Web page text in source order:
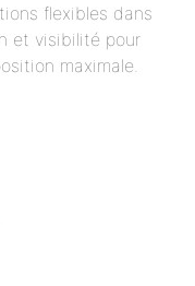
flexibles dans
et visibilité pour
maximale.